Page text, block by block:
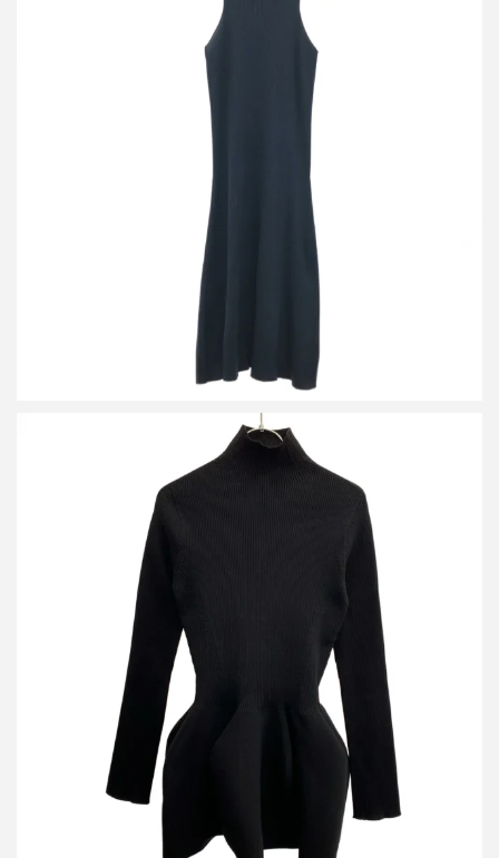
シーエフシーエル 21SS PORTRAIT DRESS リブニットワンピー
ス CF001KH005
シーエフシーエル 25AW POTTERY MOCKNECK LONG SLEEVE
TOP ポータリーモックネックロングスリーブトップス